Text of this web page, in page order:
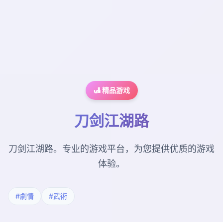
🛃 精品游戏
刀剑江湖路
刀剑江湖路。专业的游戏平台，为您提供优质的游戏
体验。
#劇情 #武術